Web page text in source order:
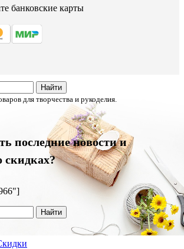
банковские карты
Найти
для творчества и рукоделия.
последние новости и
Найти